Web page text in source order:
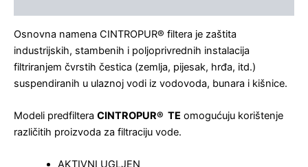
Osnovna namena CINTROPUR® filtera je zaštita
industrijskih, stambenih i poljoprivrednih instalacija
filtriranjem čvrstih čestica (zemlja, pijesak, hrđa, itd.)
suspendiranih u ulaznoj vodi iz vodovoda, bunara i kišnice.
Modeli predfiltera CINTROPUR® TE omogućuju korištenje
različitih proizvoda za filtraciju vode.